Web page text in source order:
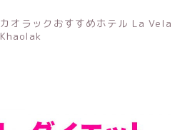
カオラックおすすめホテル La Vela
Khaolak